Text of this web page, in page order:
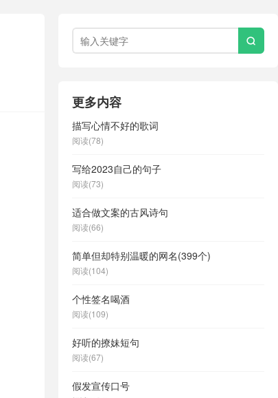

更多内容
描写心情不好的歌词
阅读(78)
写给2023自己的句子
阅读(73)
适合做文案的古风诗句
阅读(66)
简单但却特别温暖的网名(399个)
阅读(104)
个性签名喝酒
阅读(109)
好听的撩妹短句
阅读(67)
假发宣传口号